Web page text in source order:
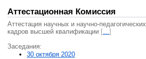
Аттестационная Комиссия
Аттестация научных и научно-педагогических
кадров высшей квалификации […]
Заседания:
30 октября 2020